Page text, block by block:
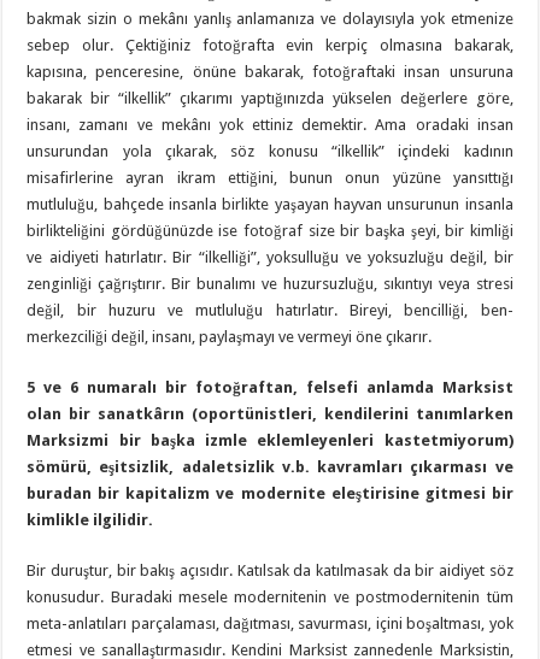
bakmak sizin o mekânı yanlış anlamanıza ve dolayısıyla yok etmenize
sebep olur. Çektiğiniz fotoğrafta evin kerpiç olmasına bakarak,
kapısına, penceresine, önüne bakarak, fotoğraftaki insan unsuruna
bakarak bir “ilkellik” çıkarımı yaptığınızda yükselen değerlere göre,
insanı, zamanı ve mekânı yok ettiniz demektir. Ama oradaki insan
unsurundan yola çıkarak, söz konusu “ilkellik” içindeki kadının
misafirlerine ayran ikram ettiğini, bunun onun yüzüne yansıttığı
mutluluğu, bahçede insanla birlikte yaşayan hayvan unsurunun insanla
birlikteliğini gördüğünüzde ise fotoğraf size bir başka şeyi, bir kimliği
ve aidiyeti hatırlatır. Bir “ilkelliği”, yoksulluğu ve yoksuzluğu değil, bir
zenginliği çağrıştırır. Bir bunalımı ve huzursuzluğu, sıkıntıyı veya stresi
değil, bir huzuru ve mutluluğu hatırlatır. Bireyi, bencilliği, ben-
merkezciliği değil, insanı, paylaşmayı ve vermeyi öne çıkarır.
5 ve 6 numaralı bir fotoğraftan, felsefi anlamda Marksist
olan bir sanatkârın (oportünistleri, kendilerini tanımlarken
Marksizmi bir başka izmle eklemleyenleri kastetmiyorum)
sömürü, eşitsizlik, adaletsizlik v.b. kavramları çıkarması ve
buradan bir kapitalizm ve modernite eleştirisine gitmesi bir
kimlikle ilgilidir.
Bir duruştur, bir bakış açısıdır. Katılsak da katılmasak da bir aidiyet söz
konusudur. Buradaki mesele modernitenin ve postmodernitenin tüm
meta-anlatıları parçalaması, dağıtması, savurması, içini boşaltması, yok
etmesi ve sanallaştırmasıdır. Kendini Marksist zannedenle Marksistin,